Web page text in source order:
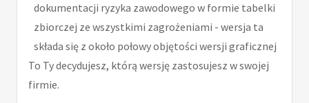
dokumentacji ryzyka zawodowego w formie tabelki
zbiorczej ze wszystkimi zagrożeniami - wersja ta
składa się z około połowy objętości wersji graficznej
To Ty decydujesz, którą wersję zastosujesz w swojej
firmie.